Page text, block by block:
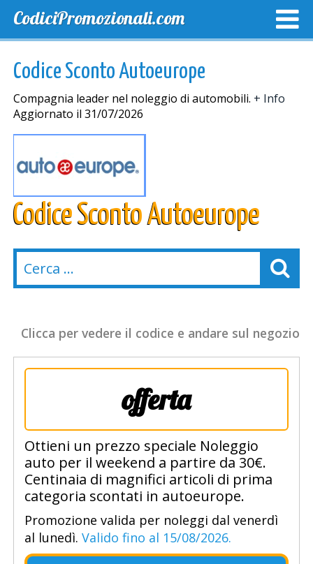
CodiciPromozionali.com
Codice Sconto Autoeurope
Compagnia leader nel noleggio di automobili. + Info
Aggiornato il 31/07/2026
Codice Sconto Autoeurope
Clicca per vedere il codice e andare sul negozio
offerta
Ottieni un prezzo speciale Noleggio
auto per il weekend a partire da 30€.
Centinaia di magnifici articoli di prima
categoria scontati in autoeurope.
Promozione valida per noleggi dal venerdì
al lunedì. Valido fino al 15/08/2026.